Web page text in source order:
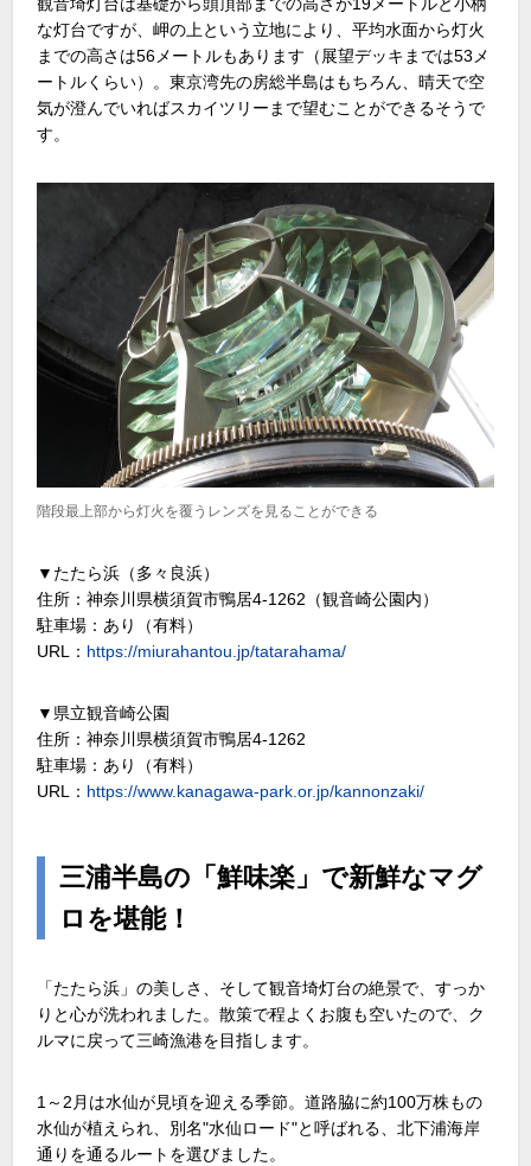
な灯台ですが、岬の上という立地により、平均水面から灯火
までの高さは56メートルもあります（展望デッキまでは53メ
ートルくらい）。東京湾先の房総半島はもちろん、晴天で空
気が澄んでいればスカイツリーまで望むことができるそうで
す。
階段最上部から灯火を覆うレンズを見ることができる
▼たたら浜（多々良浜）
住所：神奈川県横須賀市鴨居4-1262（観音崎公園内）
駐車場：あり（有料）
URL： https://miurahantou.jp/tatarahama/
▼県立観音崎公園
住所：神奈川県横須賀市鴨居4-1262
駐車場：あり（有料）
URL： https://www.kanagawa-park.or.jp/kannonzaki/
三浦半島の「鮮味楽」で新鮮なマグ
ロを堪能！
「たたら浜」の美しさ、そして観音埼灯台の絶景で、すっか
りと心が洗われました。散策で程よくお腹も空いたので、ク
ルマに戻って三崎漁港を目指します。
1～2月は水仙が見頃を迎える季節。道路脇に約100万株もの
水仙が植えられ、別名"水仙ロード"と呼ばれる、北下浦海岸
通りを通るルートを選びました。